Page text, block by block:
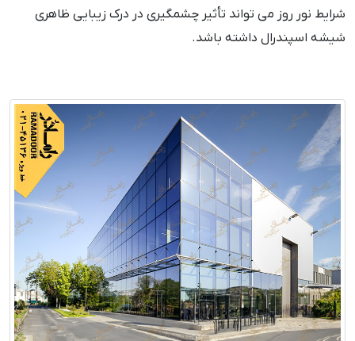
شرایط نور روز می تواند تأثیر چشمگیری در درک زیبایی ظاهری
شیشه اسپندرال داشته باشد.